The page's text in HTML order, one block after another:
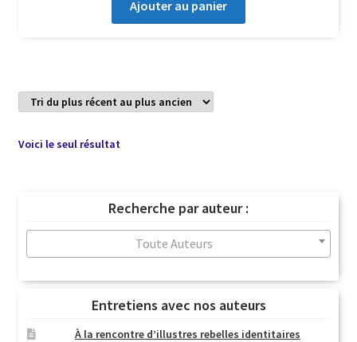
Ajouter au panier
Voici le seul résultat
Recherche par auteur :
Toute Auteurs
Entretiens avec nos auteurs
À la rencontre d’illustres rebelles identitaires